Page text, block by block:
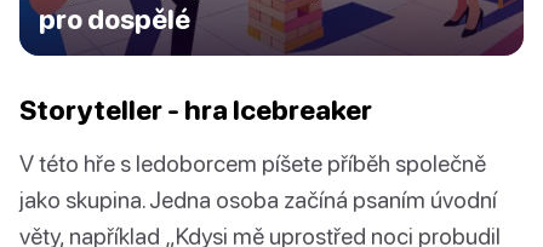
pro dospělé
Storyteller - hra Icebreaker
V této hře s ledoborcem píšete příběh společně
jako skupina. Jedna osoba začíná psaním úvodní
věty, například „Kdysi mě uprostřed noci probudil